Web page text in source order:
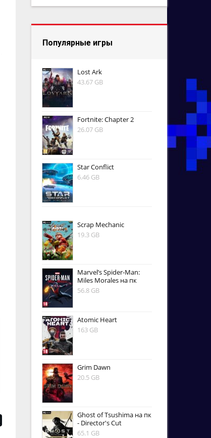
Популярные игры
Lost Ark
43.67 GB
Fortnite: Chapter 2
26.07 GB
Star Conflict
6.46 GB
Scrap Mechanic
19.3 GB
Marvel’s Spider-Man:
Miles Morales на пк
56.8 GB
Atomic Heart
163 GB
Grim Dawn
20.5 GB
Ghost of Tsushima на пк
- Director's Cut
65.1 GB